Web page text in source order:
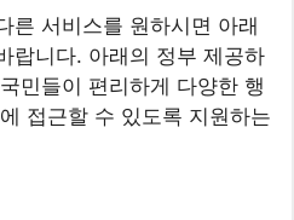
른 서비스를 원하시면 아래
랍니다. 아래의 정부 제공하
민들이 편리하게 다양한 행
접근할 수 있도록 지원하는